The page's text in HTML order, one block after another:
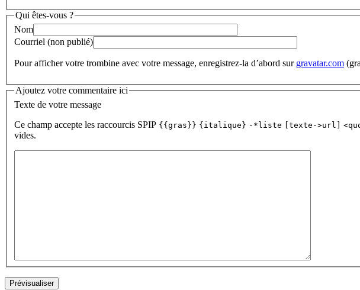
Qui êtes-vous ?
Nom
Courriel (non publié)
Pour afficher votre trombine avec votre message, enregistrez-la d’abord sur gravatar.com
Ajoutez votre commentaire ici
Texte de votre message
Ce champ accepte les raccourcis SPIP {{gras}} {italique} -*liste [texte->url]
vides.